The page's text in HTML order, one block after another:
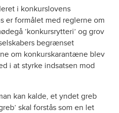
i konkurslovens
er formålet med reglerne om
’konkursrytteri’ og grov
begrænset
om konkurskarantæne blev
i at styrke indsatsen mod
kan kalde, et yndet greb
skal forstås som en let